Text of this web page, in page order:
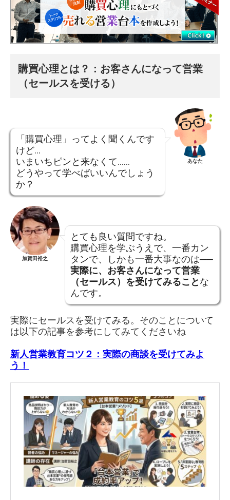
購買心理とは？：お客さんになって営業
（セールスを受ける）
「購買心理」ってよく聞くんです
けど…
いまいちピンと来なくて……
どうやって学べばいいんでしょう
か？
あなた
加賀田裕之
とても良い質問ですね。
購買心理を学ぶうえで、一番カン
タンで、しかも一番大事なのは──
実際に、お客さんになって営業
（セールス）を受けてみることな
んです。
実際にセールスを受けてみる。そのことについて
は以下の記事を参考にしてみてくださいね
新人営業教育コツ２：実際の商談を受けてみよ
う！